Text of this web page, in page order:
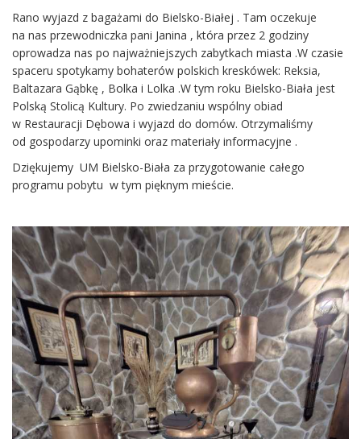
Rano wyjazd z bagażami do Bielsko-Białej . Tam oczekuje
na nas przewodniczka pani Janina , która przez 2 godziny
oprowadza nas po najważniejszych zabytkach miasta .W czasie
spaceru spotykamy bohaterów polskich kreskówek: Reksia,
Baltazara Gąbkę , Bolka i Lolka .W tym roku Bielsko-Biała jest
Polską Stolicą Kultury. Po zwiedzaniu wspólny obiad
w Restauracji Dębowa i wyjazd do domów. Otrzymaliśmy
od gospodarzy upominki oraz materiały informacyjne .
Dziękujemy UM Bielsko-Biała za przygotowanie całego
programu pobytu w tym pięknym mieście.